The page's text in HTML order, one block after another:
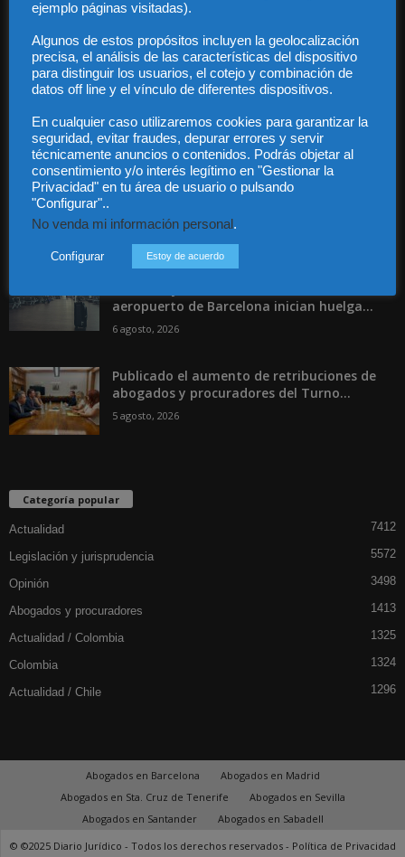
Contáctanos:info@diariojuridico.com
Incluso más noticias
Las empresas se exponen a
prevención deficiente...
6 agosto, 2026
aeropuerto de Barcelona inician huelga...
6 agosto, 2026
Publicado el aumento de retribuciones de
abogados y procuradores del Turno...
5 agosto, 2026
Categoría popular
Actualidad 7412
Legislación y jurisprudencia 5572
Opinión 3498
Abogados y procuradores 1413
Actualidad / Colombia 1325
Colombia 1324
Actualidad / Chile 1296
Abogados en Barcelona
Abogados en Madrid
Abogados en Sta. Cruz de Tenerife
Abogados en Sevilla
Abogados en Santander
Abogados en Sabadell
© ©2025 Diario Jurídico - Todos los derechos reservados - Política de Privacidad
ejemplo páginas visitadas).
Algunos de estos propósitos incluyen la geolocalización
precisa, el análisis de las características del dispositivo
para distinguir los usuarios, el cotejo y combinación de
datos off line y el vínculo de diferentes dispositivos.
En cualquier caso utilizaremos cookies para garantizar la
seguridad, evitar fraudes, depurar errores y servir
técnicamente anuncios o contenidos. Podrás objetar al
consentimiento y/o interés legítimo en "Gestionar la
Privacidad" en tu área de usuario o pulsando
"Configurar"..
No venda mi información personal.
Configurar Estoy de acuerdo